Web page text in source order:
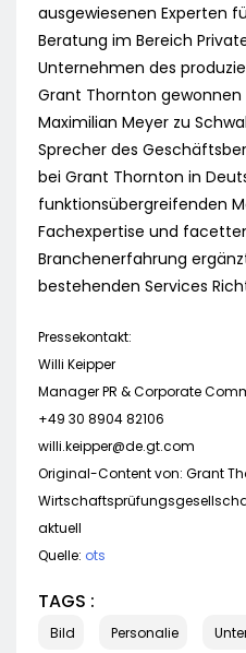
ausgewiesenen Experten
Beratung im Bereich
Unternehmen des
Grant Thornton
Maximilian Meyer zu
Sprecher des
bei Grant Thornton in
funktionsübergreifenden
Fachexpertise und
Branchenerfahrung
bestehenden Services
Pressekontakt:
Willi Keipper
Manager PR & Corporate
+49 30 8904 82106
willi.keipper@de.gt.com
Original-Content von: Grant
aktuell
Quelle: ots
TAGS :
Bild Personalie